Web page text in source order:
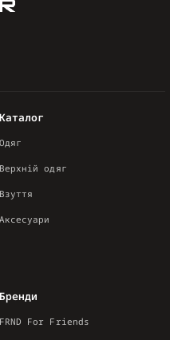
Каталог
Одяг
Верхній одяг
Взуття
Аксесуари
Бренди
FRND For Friends